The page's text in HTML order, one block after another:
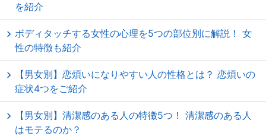
を紹介
ボディタッチする女性の心理を5つの部位別に解説！ 女
性の特徴も紹介
【男女別】恋煩いになりやすい人の性格とは？ 恋煩いの
症状4つをご紹介
【男女別】清潔感のある人の特徴5つ！ 清潔感のある人
はモテるのか？